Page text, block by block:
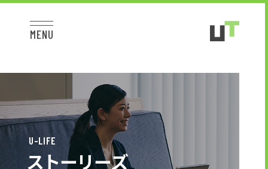
MENU
U-LIFE
ストーリーズ